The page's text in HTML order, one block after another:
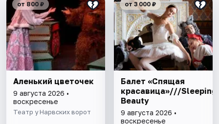
от 800 ₽
Аленький цветочек
9 августа 2026 •
воскресенье
Театр у Нарвских ворот
от 3 000 ₽
Балет «Спящая
красавица»///Sleeping
Beauty
9 августа 2026 •
воскресенье